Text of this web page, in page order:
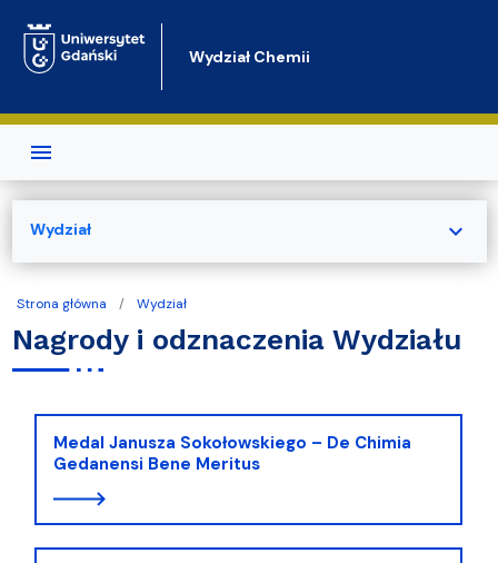
Wydział Chemii
Strona główna Wydział
Nagrody i odznaczenia Wydziału
Medal Janusza Sokołowskiego – De Chimia
Gedanensi Bene Meritus
Wydział expand_more